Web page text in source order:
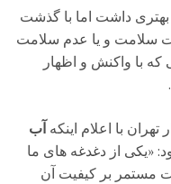
در سال ۹۴ وضعیت بهتری داشت اما با گذشت
از وضعیت سلامت و یا عدم سلامت
با واکنش و اظهار
با اعلام اینکه آب
«یکی از دغدغه های ما
مستمر بر کیفیت آن